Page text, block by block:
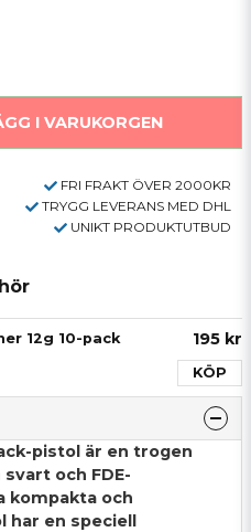
I VARUKORGEN
FRI FRAKT ÖVER 2000KR
TRYGG LEVERANS MED DHL
UNIKT PRODUKTUTBUD
12g 10-pack 195 kr
KÖP
pistol är en trogen
svart och FDE-
kompakta och
har en speciell